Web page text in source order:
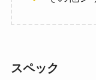
スペック